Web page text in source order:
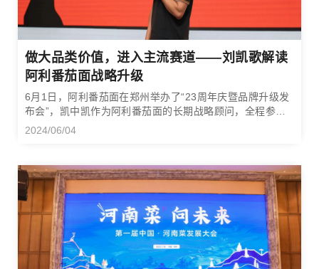
做大品类价值，进入主流赛道——刘凯歌解读
阿利番茄面战略升级
6月1日，阿利番茄面在郑州举办了“23周年庆暨品牌升级发
布会”，凯中凯作为阿利番茄面的长期战略顾问，全程参与
并辅导了战略升级方案，凯中凯创始人刘凯歌老师受邀发表
2024/06/04